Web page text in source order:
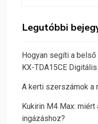
Legutóbbi
Hogyan segíti a
KX-TDA15CE
A kerti szerszámok a
Kukirin M4 Max:
ingázáshoz?